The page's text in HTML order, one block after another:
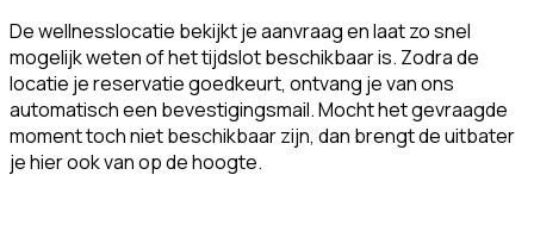
De wellnesslocatie bekijkt je aanvraag en laat zo snel
mogelijk weten of het tijdslot beschikbaar is. Zodra de
locatie je reservatie goedkeurt, ontvang je van ons
automatisch een bevestigingsmail. Mocht het gevraagde
moment toch niet beschikbaar zijn, dan brengt de uitbater
je hier ook van op de hoogte.